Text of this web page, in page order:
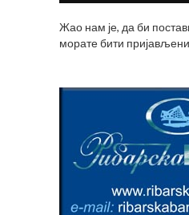
Жао нам је, да би
моратебити пријављени